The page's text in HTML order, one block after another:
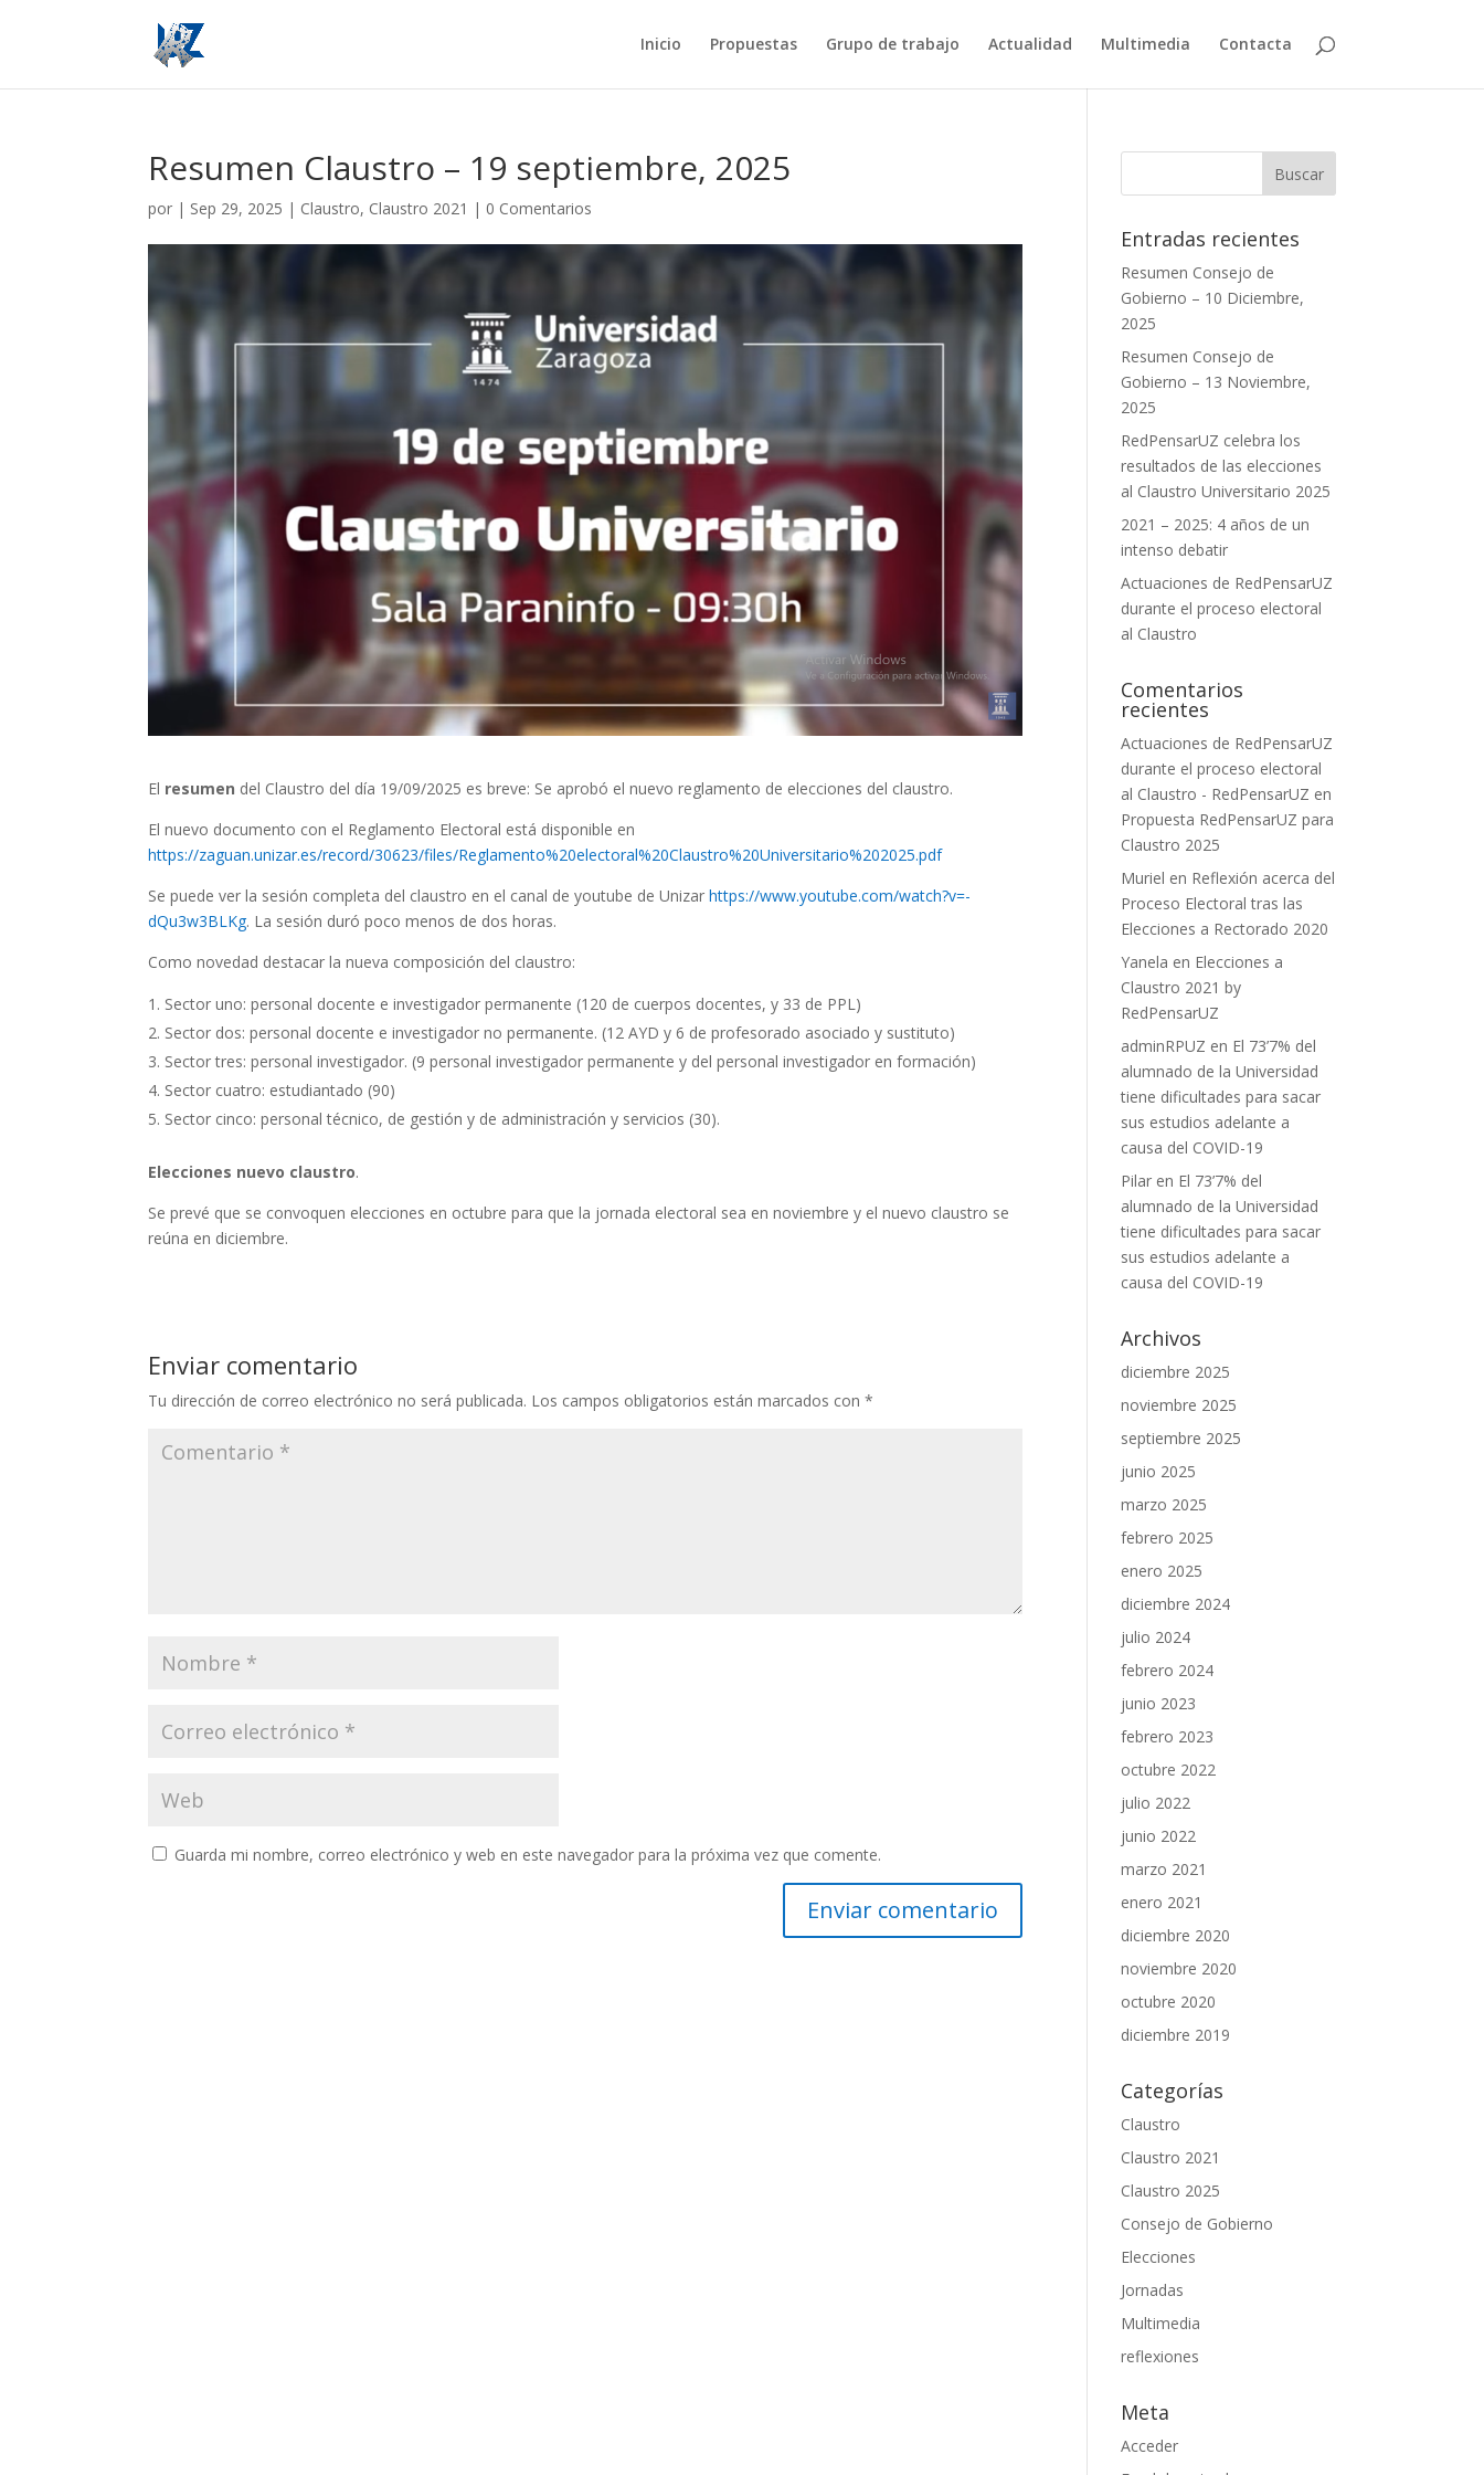
Inicio Propuestas Grupo de trabajo Actualidad Multimedia Contacta
Resumen Claustro – 19 septiembre, 2025
por | Sep 29, 2025 | Claustro, Claustro 2021 | 0 Comentarios
El resumen del Claustro del día 19/09/2025 es breve: Se aprobó el nuevo reglamento de elecciones del claustro.
El nuevo documento con el Reglamento Electoral está disponible en
https://zaguan.unizar.es/record/30623/files/Reglamento%20electoral%20Claustro%20Universitario%202025.pdf
Se puede ver la sesión completa del claustro en el canal de youtube de Unizarhttps://www.youtube.com/watch?v=-
dQu3w3BLKg. La sesión duró poco menos de dos horas.
Como novedad destacar la nueva composición del claustro:
Sector uno: personal docente e investigador permanente (120 de cuerpos docentes, y 33 de PPL)
Sector dos: personal docente e investigador no permanente. (12 AYD y 6 de profesorado asociado y sustituto)
Sector tres: personal investigador. (9 personal investigador permanente y del personal investigador en formación)
Sector cuatro: estudiantado (90)
Sector cinco: personal técnico, de gestión y de administración y servicios (30).
Elecciones nuevo claustro.
Se prevé que se convoquen elecciones en octubre para que la jornada electoral sea en noviembre y el nuevo claustro se
reúna en diciembre.
Enviar comentario
Tu dirección de correo electrónico no será publicada. Los campos obligatorios están marcados con*
Guarda mi nombre, correo electrónico y web en este navegador para la próxima vez que comente.
Entradas recientes
Resumen Consejo de
Gobierno – 10 Diciembre,
2025
Resumen Consejo de
Gobierno – 13 Noviembre,
2025
RedPensarUZ celebra los
resultados de las elecciones
al Claustro Universitario 2025
2021 – 2025: 4 años de un
intenso debatir
Actuaciones de RedPensarUZ
durante el proceso electoral
al Claustro
Comentarios
recientes
Actuaciones de RedPensarUZ
durante el proceso electoral
al Claustro - RedPensarUZ en
Propuesta RedPensarUZ para
Claustro 2025
Muriel en Reflexión acerca del
Proceso Electoral tras las
Elecciones a Rectorado 2020
Yanela en Elecciones a
Claustro 2021 by
RedPensarUZ
adminRPUZ en El 73’7% del
alumnado de la Universidad
tiene dificultades para sacar
sus estudios adelante a
causa del COVID-19
Pilar en El 73’7% del
alumnado de la Universidad
tiene dificultades para sacar
sus estudios adelante a
causa del COVID-19
Archivos
diciembre 2025
noviembre 2025
septiembre 2025
junio 2025
marzo 2025
febrero 2025
enero 2025
diciembre 2024
julio 2024
febrero 2024
junio 2023
febrero 2023
octubre 2022
julio 2022
junio 2022
marzo 2021
enero 2021
diciembre 2020
noviembre 2020
octubre 2020
diciembre 2019
Categorías
Claustro
Claustro 2021
Claustro 2025
Consejo de Gobierno
Elecciones
Jornadas
Multimedia
reflexiones
Meta
Acceder